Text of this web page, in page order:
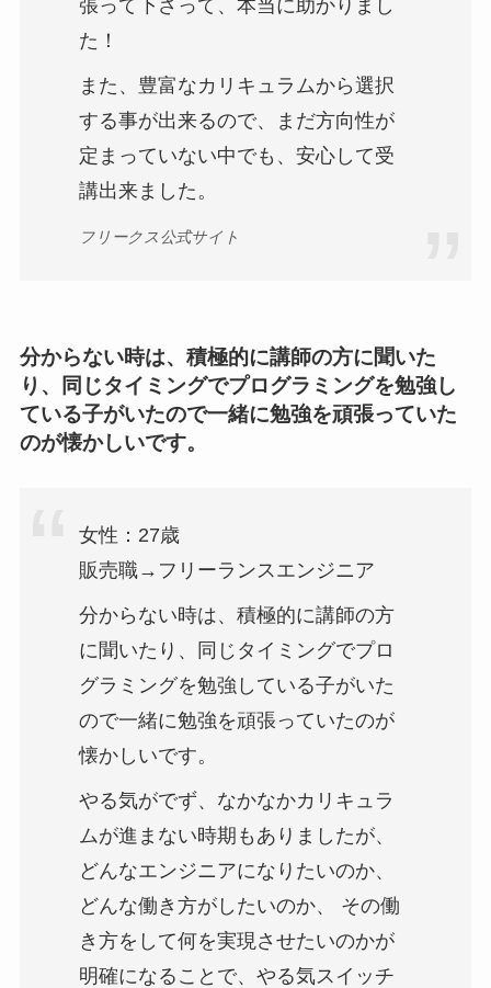
張って下さって、本当に助かりまし
た！
また、豊富なカリキュラムから選択
する事が出来るので、まだ方向性が
定まっていない中でも、安心して受
講出来ました。
フリークス公式サイト
分からない時は、積極的に講師の方に聞いた
り、同じタイミングでプログラミングを勉強し
ている子がいたので一緒に勉強を頑張っていた
のが懐かしいです。
女性：27歳
販売職→フリーランスエンジニア
分からない時は、積極的に講師の方
に聞いたり、同じタイミングでプロ
グラミングを勉強している子がいた
ので一緒に勉強を頑張っていたのが
懐かしいです。
やる気がでず、なかなかカリキュラ
ムが進まない時期もありましたが、
どんなエンジニアになりたいのか、
どんな働き方がしたいのか、 その働
き方をして何を実現させたいのかが
明確になることで、やる気スイッチ